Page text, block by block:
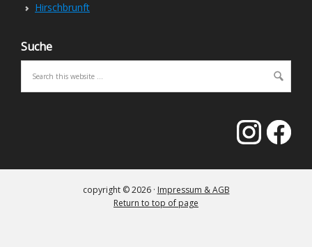
Hirschbrunft
Suche
copyright © 2026 · Impressum & AGB
Return to top of page